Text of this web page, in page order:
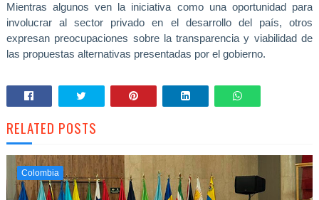
Mientras algunos ven la iniciativa como una oportunidad para
involucrar al sector privado en el desarrollo del país, otros
expresan preocupaciones sobre la transparencia y viabilidad de
las propuestas alternativas presentadas por el gobierno.
RELATED POSTS
Colombia